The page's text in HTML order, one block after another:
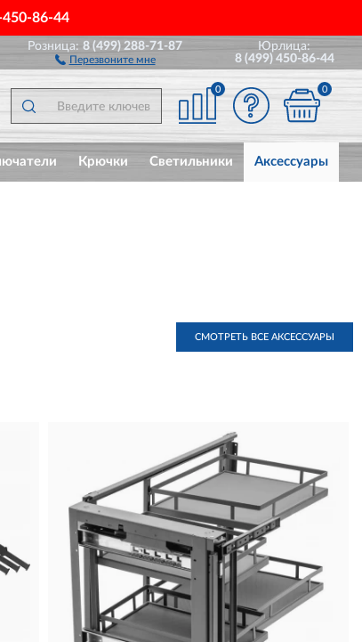
86-44
ПОЛНЫЙ
Розница:8 (499) 288-71-87
Перезвоните мне
Юрлица:
8 (499) 450-86-44
0 0
Крючки Светильники Аксессуары
СМОТРЕТЬ ВСЕ АКСЕССУАРЫ